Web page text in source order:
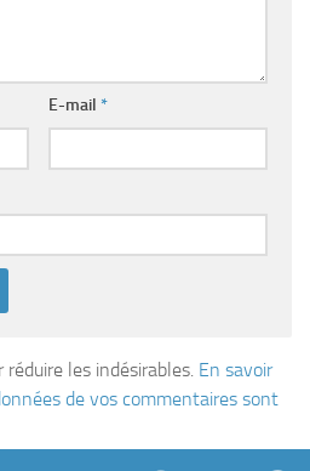
E-mail *
les indésirables. En savoir
de vos commentaires sont